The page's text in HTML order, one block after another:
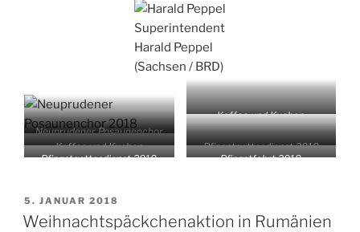
Superintendent
Harald Peppel
(Sachsen / BRD)
Neuprudener Posaunenchor
2018
Kaffee und Kuchen
Kaffee und Kuchen
Pfingstgottesdienst 2018
Pfingstgottesdienst 2018
Pfingstfahrt 2018
VERÖFFENTLICHT
AM
5. JANUAR 2018
Weihnachtspäckchenaktion in Rumänien